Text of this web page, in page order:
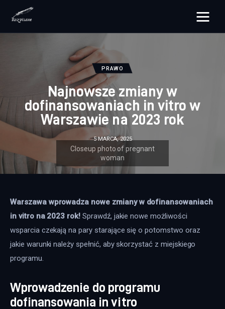
rozpisane.pl
Lifestyle
Zdrowie
Uroda
Dom i ogród
Więcej
PRAWO
Najnowsze zmiany w
dofinansowaniach in vitro w
Warszawie na 2023 rok
5 MARCA, 2025
Warszawa wprowadza nowe zmiany w dofinansowaniach
in vitro na 2023 rok! Sprawdź, jakie nowe możliwości
wsparcia czekają na pary starające się o potomstwo oraz
jakie warunki należy spełnić, aby skorzystać z miejskiego
programu.
Wprowadzenie do programu
dofinansowania in vitro